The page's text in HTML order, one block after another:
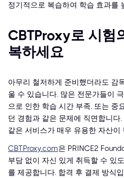
정기적으로 복습하여 학습 효과를
CBTProxy로 시험
복하세요
아무리 철저하게 준비했더라도 감
울 수 있습니다. 많은 전문가들이
으로 인한 학습 시간 부족, 또는 중
던 경험과 같은 문제에 직면합니다
같은 서비스가 매우 유용한 자산이
CBTProxy.com은 PRINCE2
부담 없이 자신 있게 취득할 수 있
를 제공합니다. 합격 후 결제 방식